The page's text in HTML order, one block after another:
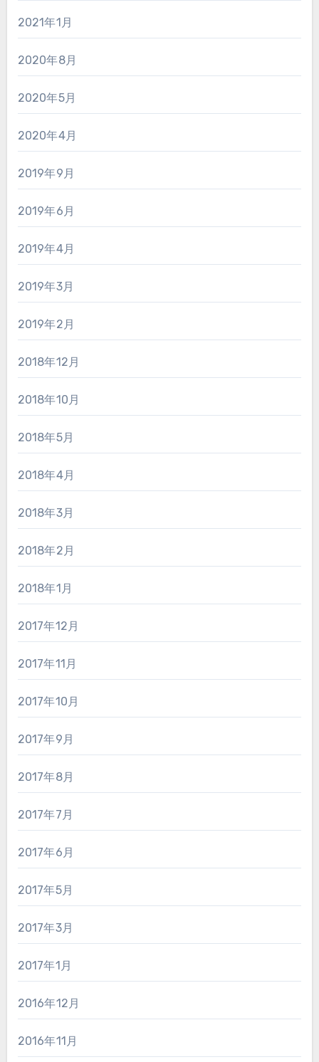
2021年1月
2020年8月
2020年5月
2020年4月
2019年9月
2019年6月
2019年4月
2019年3月
2019年2月
2018年12月
2018年10月
2018年5月
2018年4月
2018年3月
2018年2月
2018年1月
2017年12月
2017年11月
2017年10月
2017年9月
2017年8月
2017年7月
2017年6月
2017年5月
2017年3月
2017年1月
2016年12月
2016年11月